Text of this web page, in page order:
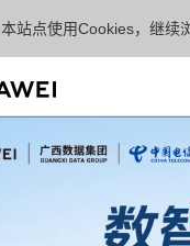
本站点使用Cookies，继续